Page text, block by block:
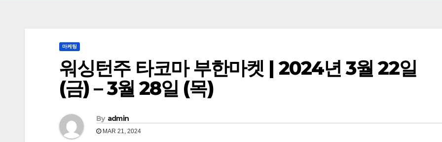
마케팅
워싱턴주 타코마 부한마켓 | 2024년 3월 22일
(금) – 3월 28일 (목)
By admin
MAR 21, 2024